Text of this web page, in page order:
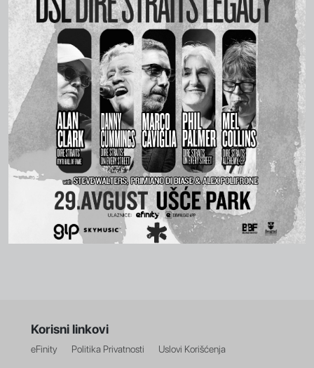
Korisni linkovi
eFinity Politika Privatnosti Uslovi Korišćenja